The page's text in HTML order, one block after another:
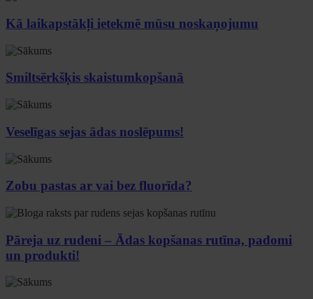
Kā laikapstākļi ietekmē mūsu noskaņojumu
Smiltsērkšķis skaistumkopšanā
Veselīgas sejas ādas noslēpums!
Zobu pastas ar vai bez fluorīda?
Pāreja uz rudeni – Ādas kopšanas rutīna, padomi
un produkti!